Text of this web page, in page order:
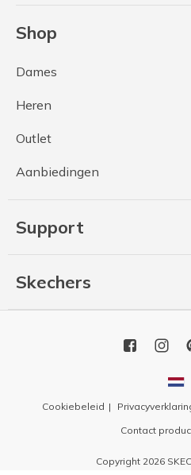
Shop
Dames
Heren
Outlet
Aanbiedingen
Support
Skechers
Cookiebeleid
Contact
Copyright 2026